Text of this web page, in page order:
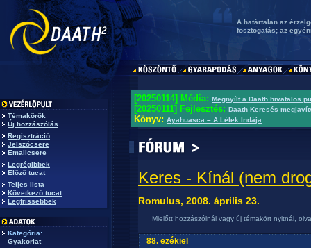
A határtalan az
fosztogatás; az
Témakörök
Új hozzászólás
Regisztráció
Jelszócsere
Emailcsere
Legrégibbek
Előző tucat
Teljes lista
Következő tucat
Legfrissebbek
Kategória:
Gyakorlat
[20250114] Média: Megnyílt a Daath hivatalos
[20250111] Fejlesztés: Daath Keresés
Könyv: Ayahuasca – A Lélek Indája
Keres - Kínál (nem
Romulus, 2008. április 23.
Mielőtt hozzászólnál vagy új témakört nyitnál,
88. ezékiel